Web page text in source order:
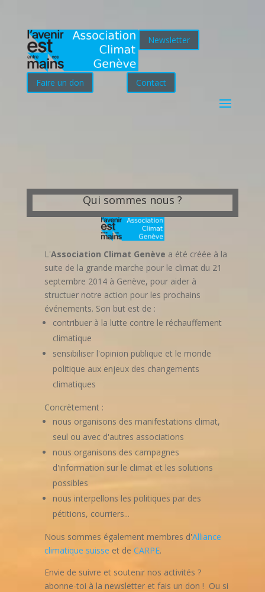
Newsletter
Faire un don Contact
Qui sommes nous ?
L'Association Climat Genève a été créée à la
suite de la grande marche pour le climat du 21
septembre 2014 à Genève, pour aider à
structuer notre action pour les prochains
événements. Son but est de :
contribuer à la lutte contre le réchauffement
climatique
sensibiliser l'opinion publique et le monde
politique aux enjeux des changements
climatiques
Concrètement :
nous organisons des manifestations climat,
seul ou avec d'autres associations
nous organisons des campagnes
d'information sur le climat et les solutions
possibles
nous interpellons les politiques par des
pétitions, courriers...
Nous sommes également membres d'Alliance
climatique suisse et de CARPE.
Envie de suivre et soutenir nos activités ?
abonne-toi à la newsletter et fais un don ! Ou si